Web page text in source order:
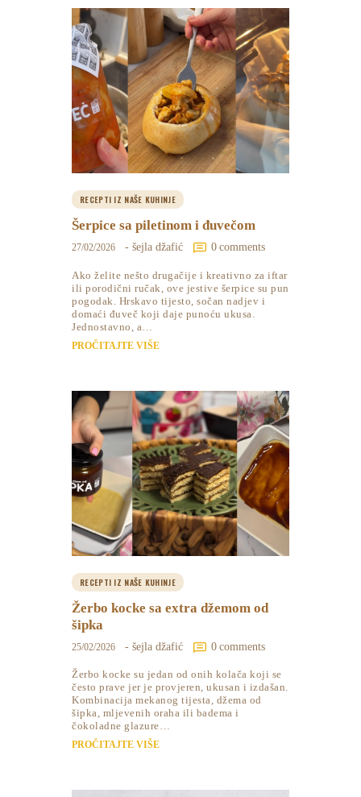
RECEPTI IZ NAŠE KUHINJE
Šerpice sa piletinom i đuvečom
27/02/2026 - šejla džafić 0 comments
Ako želite nešto drugačije i kreativno za iftar
ili porodični ručak, ove jestive šerpice su pun
pogodak. Hrskavo tijesto, sočan nadjev i
domaći đuveč koji daje punoću ukusa.
Jednostavno, a…
PROČITAJTE VIŠE
RECEPTI IZ NAŠE KUHINJE
Žerbo kocke sa extra džemom od
šipka
25/02/2026 - šejla džafić 0 comments
Žerbo kocke su jedan od onih kolača koji se
često prave jer je provjeren, ukusan i izdašan.
Kombinacija mekanog tijesta, džema od
šipka, mljevenih oraha ili badema i
čokoladne glazure…
PROČITAJTE VIŠE